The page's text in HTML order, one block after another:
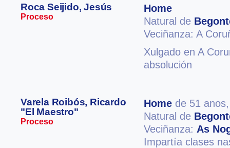
Roca Seijido, Jesús
Proceso
Home
Natural de
Veciñanza: A
Xulgado en A
absolución
Varela Roibós, Ricardo
"El Maestro"
Proceso
Home de 51
Natural de
Veciñanza: As
Impartía clases